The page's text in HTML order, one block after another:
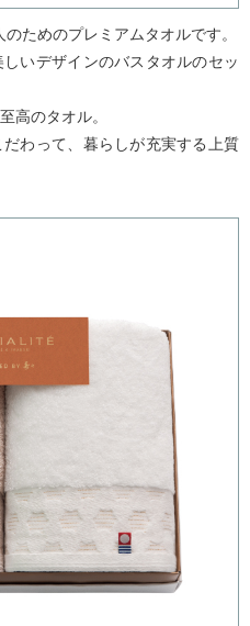
ためのプレミアムタオルです。
いデザインのバスタオルのセッ
高のタオル。
わって、暮らしが充実する上質